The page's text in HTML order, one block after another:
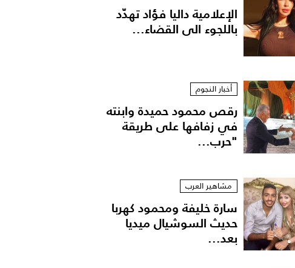
ارماني ربيع وصيف 2026
الإعلامية داليا فؤاد تهدّد
باللجوء الى القضاء...
أخبار النجوم
رقص محمود حميدة وابنته
في زفافها على طريقة
"حرب...
مشاهير العرب
سارة خليفة ومحمود كهربا
حديث السوشيال ميديا
بعد...